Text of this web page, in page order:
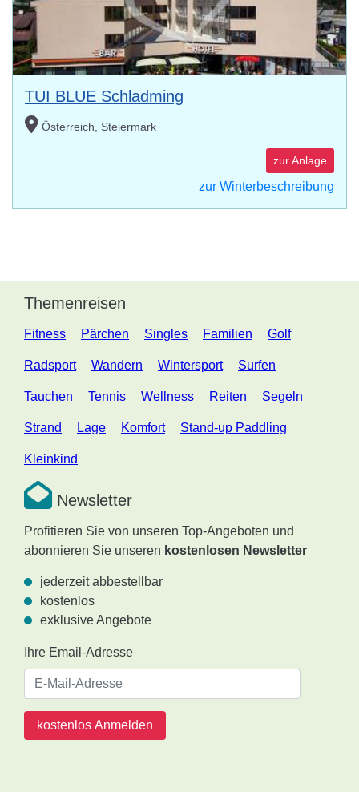
TUI BLUE Schladming
Österreich, Steiermark
zur Anlage
zur Winterbeschreibung
Themenreisen
Fitness Pärchen Singles Familien Golf
Radsport Wandern Wintersport Surfen
Tauchen Tennis Wellness Reiten Segeln
Strand Lage Komfort Stand-up Paddling
Kleinkind
Newsletter
Profitieren Sie von unseren Top-Angeboten und
abonnieren Sie unseren kostenlosen Newsletter
jederzeit abbestellbar
kostenlos
exklusive Angebote
Ihre Email-Adresse
kostenlos Anmelden